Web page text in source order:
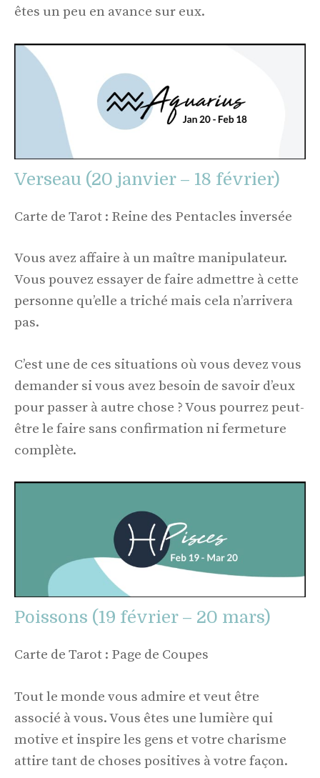
êtes un peu en avance sur eux.
Verseau (20 janvier – 18 février)
Carte de Tarot : Reine des Pentacles inversée
Vous avez affaire à un maître manipulateur.
Vous pouvez essayer de faire admettre à cette
personne qu’elle a triché mais cela n’arrivera
pas.
C’est une de ces situations où vous devez vous
demander si vous avez besoin de savoir d’eux
pour passer à autre chose ? Vous pourrez peut-
être le faire sans confirmation ni fermeture
complète.
Poissons (19 février – 20 mars)
Carte de Tarot : Page de Coupes
Tout le monde vous admire et veut être
associé à vous. Vous êtes une lumière qui
motive et inspire les gens et votre charisme
attire tant de choses positives à votre façon.